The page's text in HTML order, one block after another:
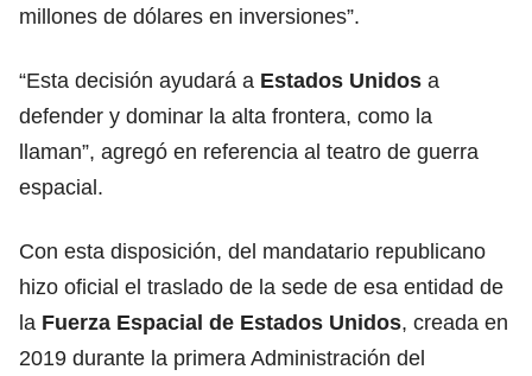
millones de dólares en inversiones”.
“Esta decisión ayudará a Estados Unidos a
defender y dominar la alta frontera, como la
llaman”, agregó en referencia al teatro de guerra
espacial.
Con esta disposición, del mandatario republicano
hizo oficial el traslado de la sede de esa entidad de
la Fuerza Espacial de Estados Unidos, creada en
2019 durante la primera Administración del